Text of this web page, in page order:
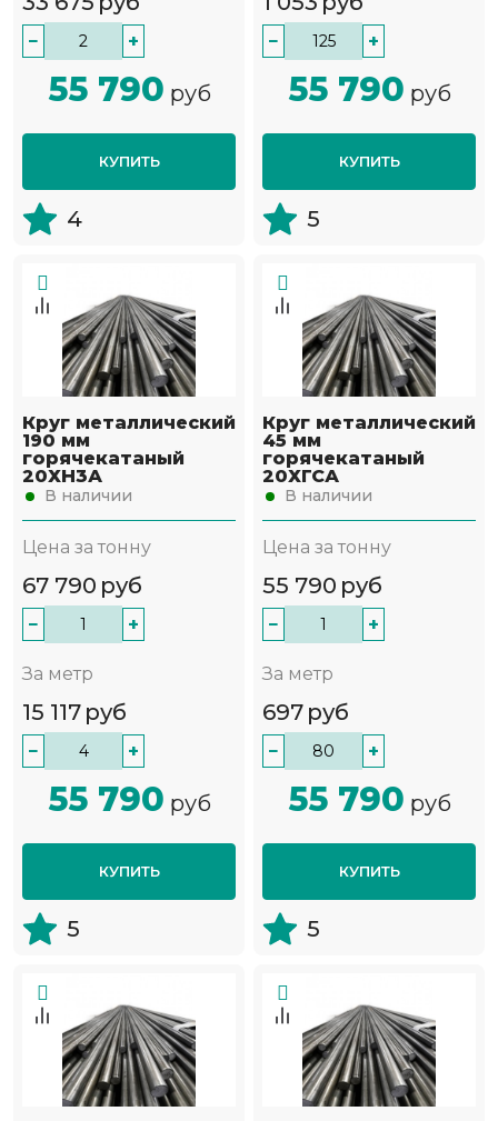
− +
55 790 руб
КУПИТЬ
4
− +
55 790 руб
КУПИТЬ
5
Круг металлический
190 мм
горячекатаный
20ХН3А
В наличии
Цена за тонну
67 790 руб
− +
За метр
15 117 руб
− +
55 790 руб
КУПИТЬ
5
Круг металлический
45 мм
горячекатаный
20ХГСА
В наличии
Цена за тонну
55 790 руб
− +
За метр
697 руб
− +
55 790 руб
КУПИТЬ
5